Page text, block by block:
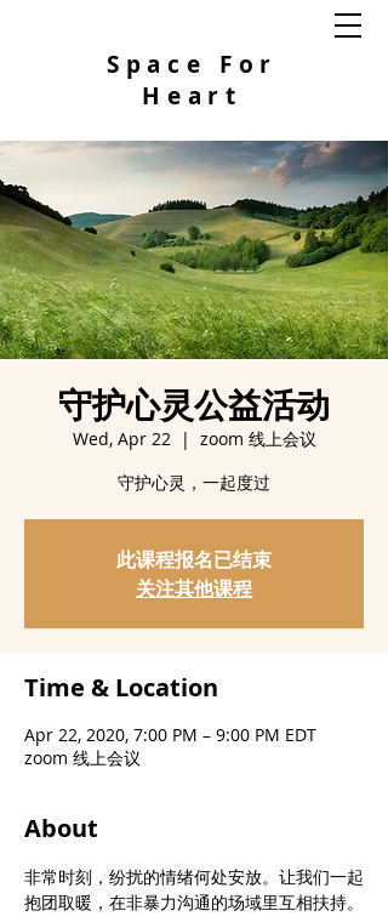
Space For
Heart
守护心灵公益活动
Wed, Apr 22
  |
zoom 线上会议
守护心灵，一起度过
此课程报名已结束
关注其他课程
Time & Location
Apr 22, 2020, 7:00 PM – 9:00 PM EDT
zoom 线上会议
About
非常时刻，纷扰的情绪何处安放。让我们一起
抱团取暖，在非暴力沟通的场域里互相扶持。